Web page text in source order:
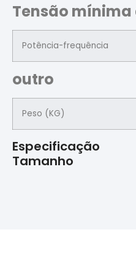
Tensão
Potência-frequência
outro
Peso (KG)
Especificação
Tamanho